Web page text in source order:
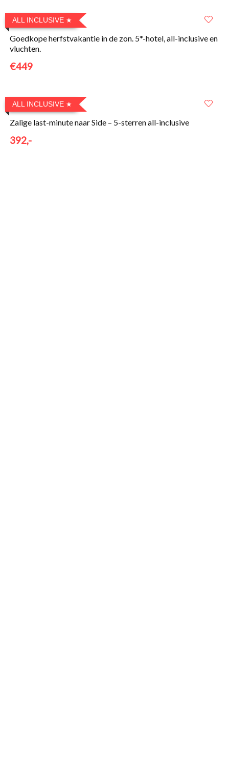
ALL INCLUSIVE
Goedkope herfstvakantie in de zon. 5*-hotel, all-inclusive en
vluchten.
€449
ALL INCLUSIVE
Zalige last-minute naar Side – 5-sterren all-inclusive
392,-